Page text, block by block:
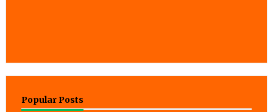
Popular Posts